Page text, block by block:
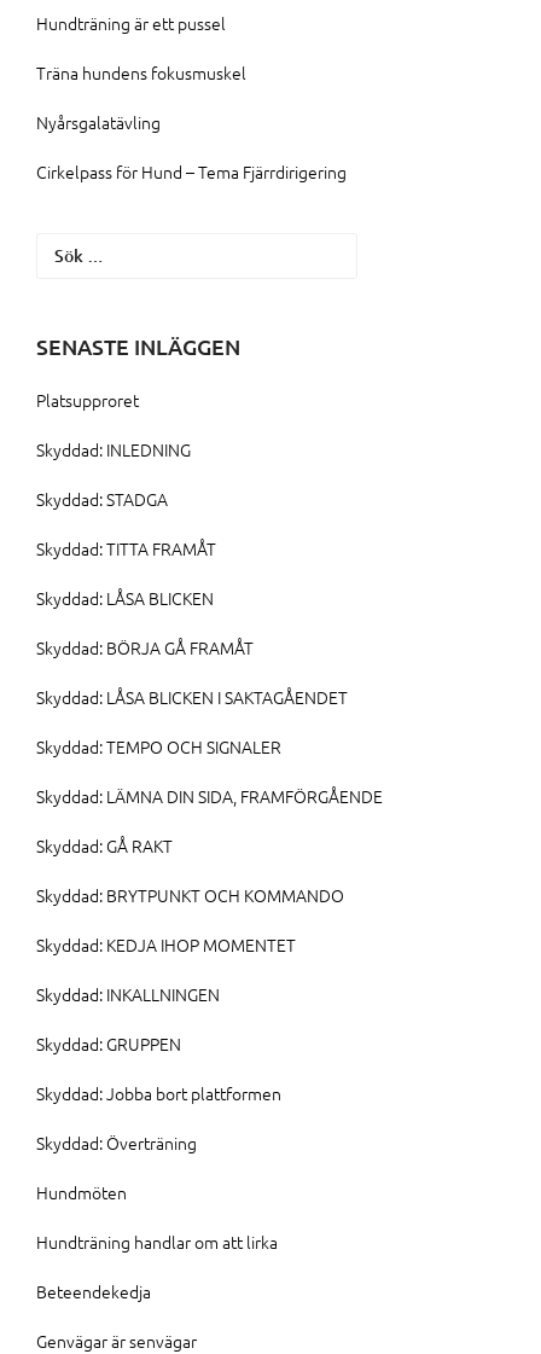
Hundträning är ett pussel
Träna hundens fokusmuskel
Nyårsgalatävling
Cirkelpass för Hund – Tema Fjärrdirigering
Sök
SENASTE INLÄGGEN
Platsupproret
Skyddad: INLEDNING
Skyddad: STADGA
Skyddad: TITTA FRAMÅT
Skyddad: LÅSA BLICKEN
Skyddad: BÖRJA GÅ FRAMÅT
Skyddad: LÅSA BLICKEN I SAKTAGÅENDET
Skyddad: TEMPO OCH SIGNALER
Skyddad: LÄMNA DIN SIDA, FRAMFÖRGÅENDE
Skyddad: GÅ RAKT
Skyddad: BRYTPUNKT OCH KOMMANDO
Skyddad: KEDJA IHOP MOMENTET
Skyddad: INKALLNINGEN
Skyddad: GRUPPEN
Skyddad: Jobba bort plattformen
Skyddad: Överträning
Hundmöten
Hundträning handlar om att lirka
Beteendekedja
Genvägar är senvägar